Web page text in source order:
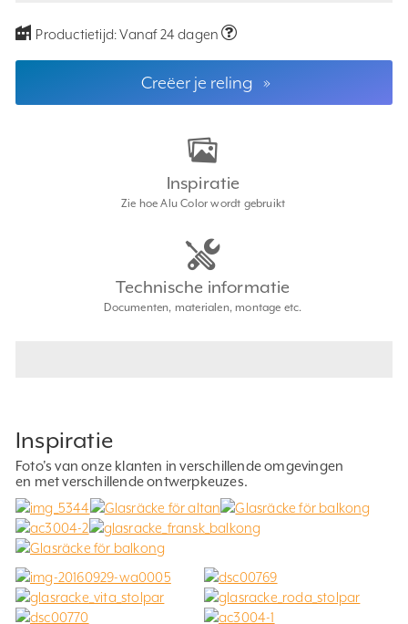
Productietijd:Vanaf 24 dagen
Creëer je reling »
Inspiratie
Zie hoe Alu Color wordt gebruikt
Technische informatie
Documenten, materialen, montage etc.
Inspiratie
Foto's van onze klanten in verschillende omgevingen
en met verschillende ontwerpkeuzes.